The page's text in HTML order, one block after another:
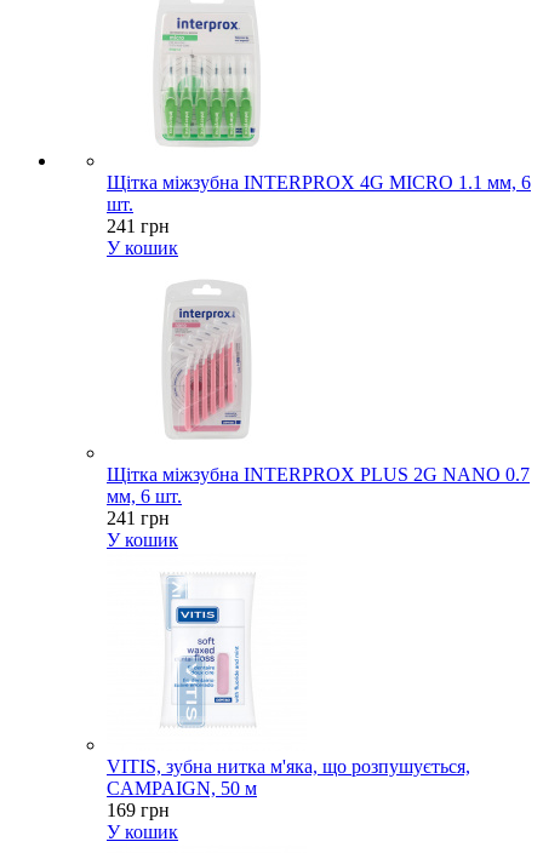
Щітка міжзубна INTERPROX 4G MICRO 1.1 мм, 6
шт.
241 грн
У кошик
Щітка міжзубна INTERPROX PLUS 2G NANO 0.7
мм, 6 шт.
241 грн
У кошик
VITIS, зубна нитка м'яка, що розпушується,
CAMPAIGN, 50 м
169 грн
У кошик